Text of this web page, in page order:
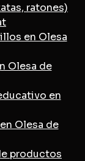
ratones)
en Olesa
Olesa de
en
Olesa de
productos